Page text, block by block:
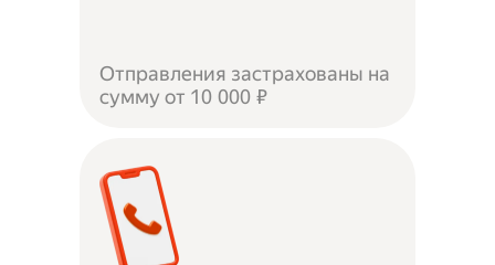
Отправления застрахованы на
сумму от 10 000 ₽